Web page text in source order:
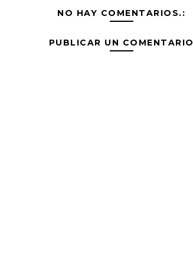
NO HAY COMENTARIOS.:
PUBLICAR UN COMENTARIO